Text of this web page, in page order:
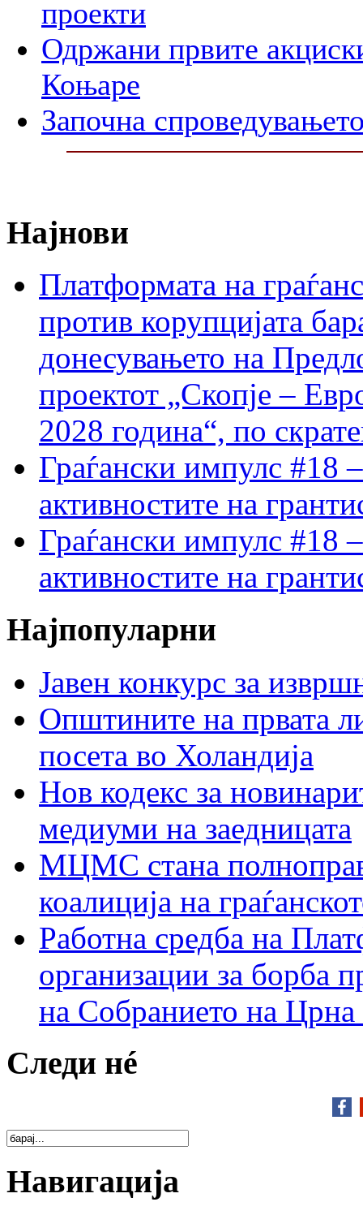
проекти
Одржани првите
Коњаре
Започна
Најнови
Платформата на
против корупцијата
донесувањето на
проектот „Скопје –
2028 година“, по
Граѓански импулс #18
активностите на
Граѓански импулс #18
активностите на
Најпопуларни
Јавен конкурс за
Општините на првата
посета во Холандија
Нов кодекс за
медиуми на заедницата
МЦМС стана
коалиција на
Работна средба на
организации за борба
на Собранието на Црна
Следи нé
Навигација